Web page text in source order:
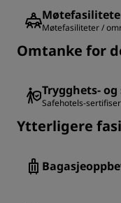
Møtefasiliteter /
Omtanke for
Trygghets-
Safehotels-
Ytterligere